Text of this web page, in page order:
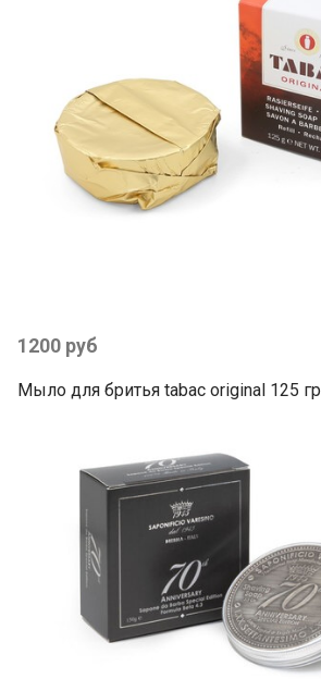
1200 руб
Мыло для бритья tabac original 125 гр